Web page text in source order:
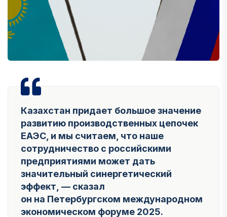
Казахстан придает большое значение
развитию производственных цепочек
ЕАЭС, и мы считаем, что наше
сотрудничество с российскими
предприятиями может дать
значительный синергетический
эффект, — сказал
он на Петербургском международном
экономическом форуме 2025.